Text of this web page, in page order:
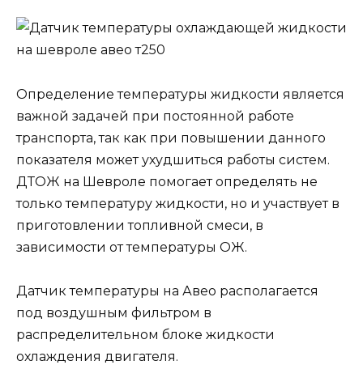
Определение температуры жидкости является
важной задачей при постоянной работе
транспорта, так как при повышении данного
показателя может ухудшиться работы систем.
ДТОЖ на Шевроле помогает определять не
только температуру жидкости, но и участвует в
приготовлении топливной смеси, в
зависимости от температуры ОЖ.
Датчик температуры на Авео располагается
под воздушным фильтром в
распределительном блоке жидкости
охлаждения двигателя.